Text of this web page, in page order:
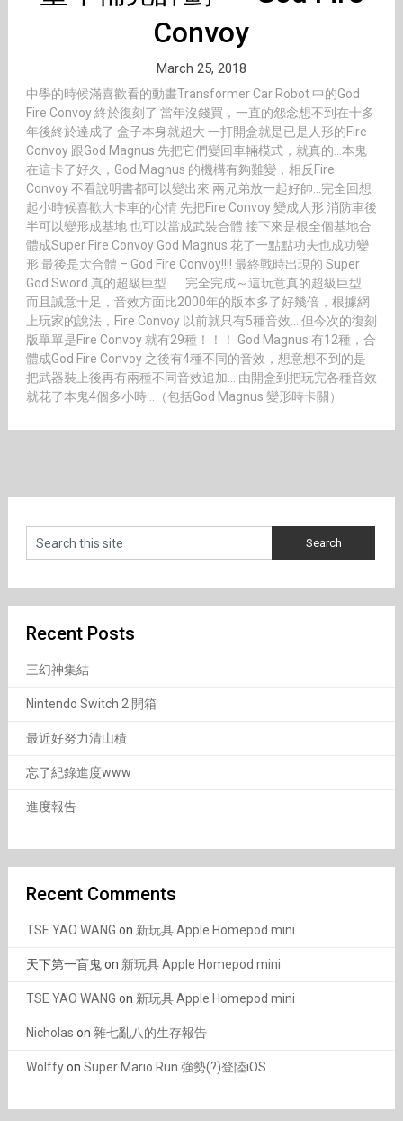
Convoy
March 25, 2018
中學的時候滿喜歡看的動畫Transformer Car Robot 中的God
Fire Convoy 終於復刻了 當年沒錢買，一直的怨念想不到在十多
年後終於達成了 盒子本身就超大 一打開盒就是已是人形的Fire
Convoy 跟God Magnus 先把它們變回車輛模式，就真的…本鬼
在這卡了好久，God Magnus 的機構有夠難變，相反Fire
Convoy 不看說明書都可以變出來 兩兄弟放一起好帥…完全回想
起小時候喜歡大卡車的心情 先把Fire Convoy 變成人形 消防車後
半可以變形成基地 也可以當成武裝合體 接下來是根全個基地合
體成Super Fire Convoy God Magnus 花了一點點功夫也成功變
形 最後是大合體 – God Fire Convoy!!!! 最終戰時出現的 Super
God Sword 真的超級巨型…… 完全完成～這玩意真的超級巨型…
而且誠意十足，音效方面比2000年的版本多了好幾倍，根據網
上玩家的說法，Fire Convoy 以前就只有5種音效… 但今次的復刻
版單單是Fire Convoy 就有29種！！！ God Magnus 有12種，合
體成God Fire Convoy 之後有4種不同的音效，想意想不到的是
把武器裝上後再有兩種不同音效追加… 由開盒到把玩完各種音效
就花了本鬼4個多小時…（包括God Magnus 變形時卡關）
Recent Posts
三幻神集結
Nintendo Switch 2 開箱
最近好努力清山積
忘了紀錄進度www
進度報告
Recent Comments
TSE YAO WANG on 新玩具 Apple Homepod mini
天下第一盲鬼on 新玩具 Apple Homepod mini
TSE YAO WANG on 新玩具 Apple Homepod mini
Nicholas on 雜七亂八的生存報告
Wolffyon Super Mario Run 強勢(?)登陸iOS